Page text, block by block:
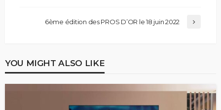
6ème édition des PROS D’OR le 18 juin 2022
YOU MIGHT ALSO LIKE